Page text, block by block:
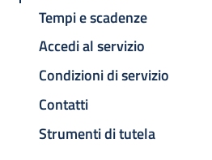
Tempi e scadenze
Accedi al servizio
Condizioni di servizio
Contatti
Strumenti di tutela